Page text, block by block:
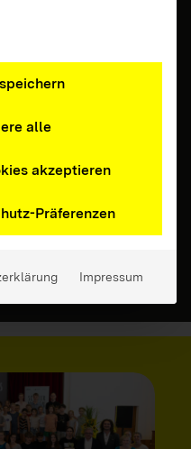
Menschen
Schirmherrschaft
einen neuen
alle
akzeptieren
Präferenzen
Impressum